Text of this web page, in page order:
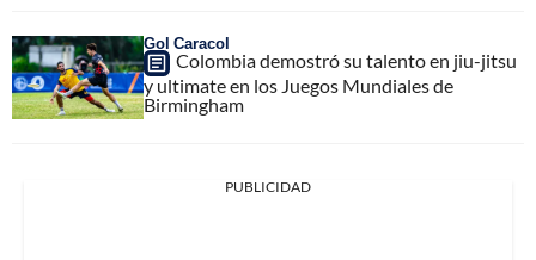
Gol Caracol
Colombia demostró su talento en jiu-jitsu
y ultimate en los Juegos Mundiales de
Birmingham
PUBLICIDAD